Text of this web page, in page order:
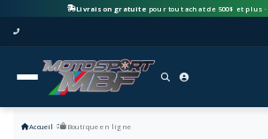
Livraison gratuite pour tout achat de 500$ et plus ·
Accueil Boutique en ligne